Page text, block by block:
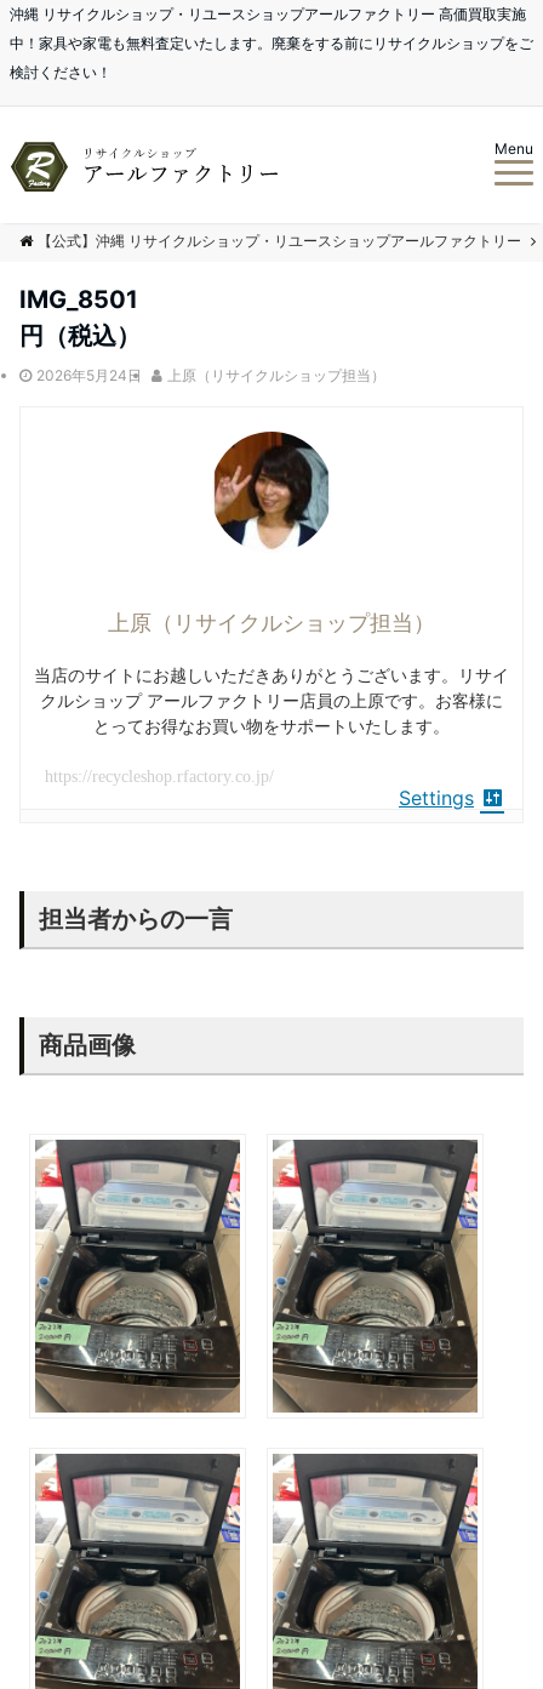
沖縄 リサイクルショップ・リユースショップアールファクトリー 高価買取実施
中！家具や家電も無料査定いたします。廃棄をする前にリサイクルショップをご
検討ください！
Menu
【公式】沖縄 リサイクルショップ・リユースショップアールファクトリー
IMG_8501
円（税込）
2026年5月24日 上原（リサイクルショップ担当）
上原（リサイクルショップ担当）
当店のサイトにお越しいただきありがとうございます。リサイ
クルショップ アールファクトリー店員の上原です。お客様に
とってお得なお買い物をサポートいたします。
https://recycleshop.rfactory.co.jp/
Settings
担当者からの一言
商品画像